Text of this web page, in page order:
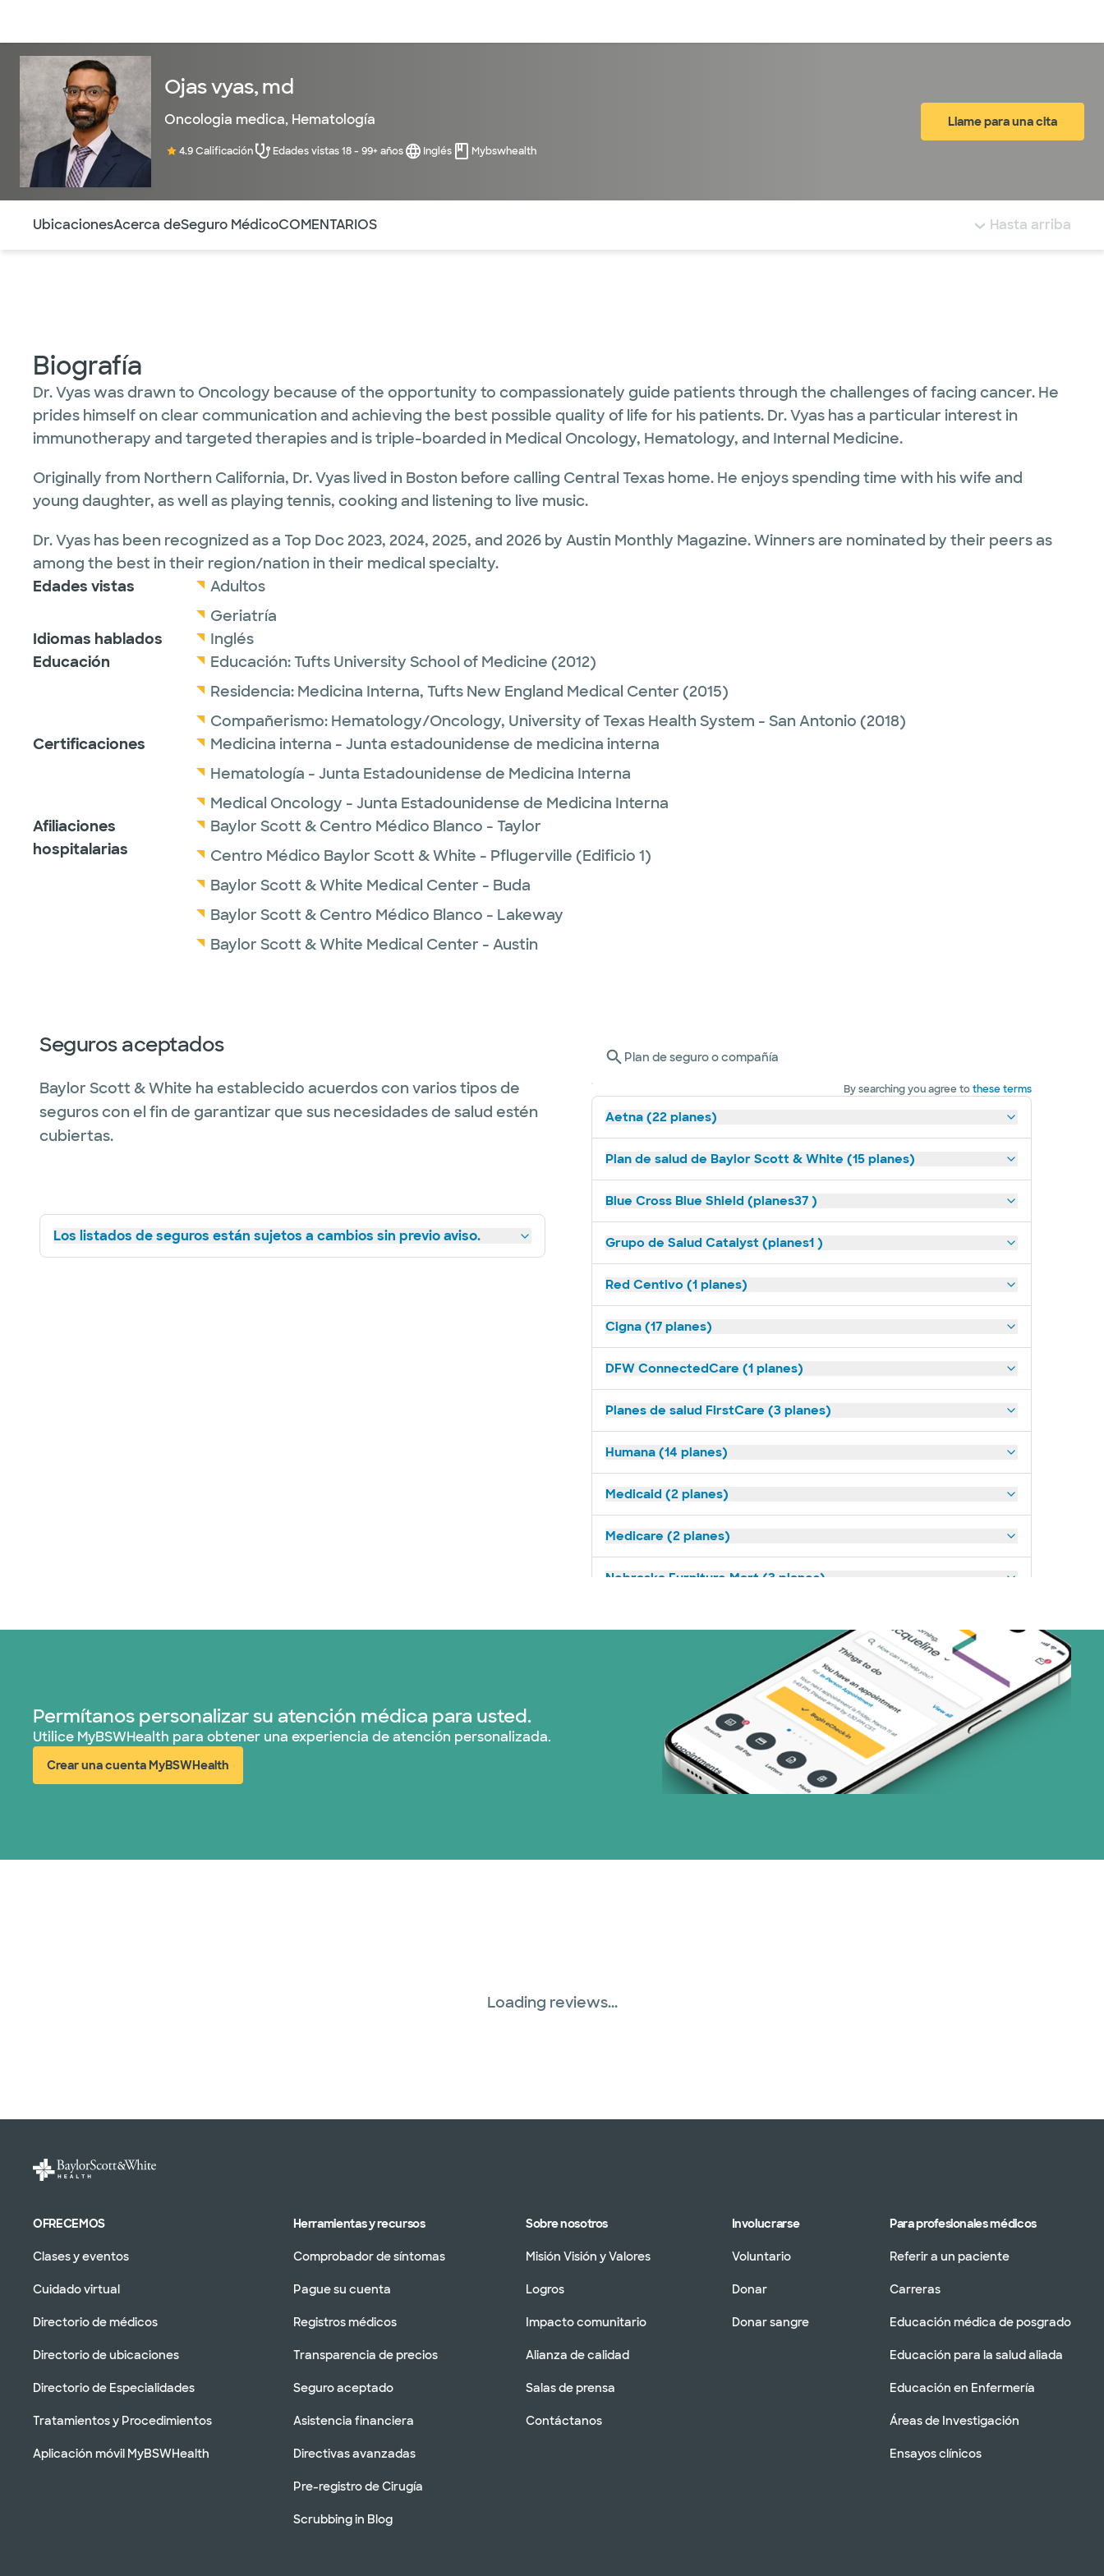
Ojas vyas, md
Oncologia medica, Hematología
4.9 Calificación Edades vistas 18 - 99+ años Inglés Mybswhealth
Llame para una cita
UbicacionesAcerca deSeguro MédicoCOMENTARIOS Hasta arriba
Biografía
Dr. Vyas was drawn to Oncology because of the opportunity to compassionately guide patients through the challenges of facing cancer. He
prides himself on clear communication and achieving the best possible quality of life for his patients. Dr. Vyas has a particular interest in
immunotherapy and targeted therapies and is triple-boarded in Medical Oncology, Hematology, and Internal Medicine.
Originally from Northern California, Dr. Vyas lived in Boston before calling Central Texas home. He enjoys spending time with his wife and
young daughter, as well as playing tennis, cooking and listening to live music.
Dr. Vyas has been recognized as a Top Doc 2023, 2024, 2025, and 2026 by Austin Monthly Magazine. Winners are nominated by their peers as
among the best in their region/nation in their medical specialty.
Edades vistas
Adultos
Geriatría
Idiomas hablados
Inglés
Educación
Educación:Tufts University School of Medicine (2012)
Residencia: Medicina Interna, Tufts New England Medical Center (2015)
Compañerismo: Hematology/Oncology, University of Texas Health System - San Antonio (2018)
Certificaciones
Medicina interna - Junta estadounidense de medicina interna
Hematología - Junta Estadounidense de Medicina Interna
Medical Oncology - Junta Estadounidense de Medicina Interna
Afiliaciones
hospitalarias
Baylor Scott & Centro Médico Blanco - Taylor
Centro Médico Baylor Scott & White - Pflugerville (Edificio 1)
Baylor Scott & White Medical Center - Buda
Baylor Scott & Centro Médico Blanco - Lakeway
Baylor Scott & White Medical Center - Austin
Seguros aceptados
Baylor Scott & White ha establecido acuerdos con varios tipos de
seguros con el fin de garantizar que sus necesidades de salud estén
cubiertas.
Los listados de seguros están sujetos a cambios sin previo aviso.
Plan de seguro o compañía
By searching you agree tothese terms
Aetna (22 planes)
Plan de salud de Baylor Scott & White (15 planes)
Blue Cross Blue Shield (planes37 )
Grupo de Salud Catalyst (planes1 )
Red Centivo (1 planes)
Cigna (17 planes)
DFW ConnectedCare (1 planes)
Planes de salud FirstCare (3 planes)
Humana (14 planes)
Medicaid (2 planes)
Medicare (2 planes)
Nebraska Furniture Mart (3 planes)
Plan de Salud Superior (19 planes)
Tricare (3 planes)
TriWest HealthCare (1 planes)
United HealthCare (32 planes)
Permítanos personalizar su atención médica para usted.
Utilice MyBSWHealth para obtener una experiencia de atención personalizada.
Crear una cuenta MyBSWHealth
(abre en ventana nueva)
Loading reviews...
OFRECEMOS
Clases y eventos
Cuidado virtual
Directorio de médicos
Directorio de ubicaciones
Directorio de Especialidades
Tratamientos y Procedimientos
Aplicación móvil MyBSWHealth
Herramientas y recursos
Comprobador de síntomas
Pague su cuenta
Registros médicos
Transparencia de precios
Seguro aceptado
Asistencia financiera
Directivas avanzadas
Pre-registro de Cirugía
Scrubbing in Blog
Sobre nosotros
Misión Visión y Valores
Logros
Impacto comunitario
Alianza de calidad
Salas de prensa
Contáctanos
Involucrarse
Voluntario
Donar
Donar sangre
Para profesionales médicos
Referir a un paciente
Carreras
Educación médica de posgrado
Educación para la salud aliada
Educación en Enfermería
Áreas de Investigación
Ensayos clínicos